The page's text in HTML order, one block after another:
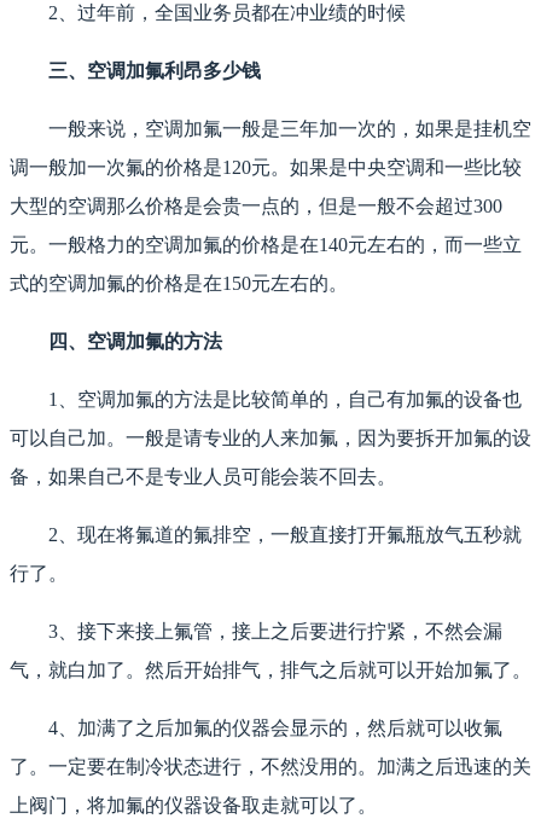
2、过年前，全国业务员都在冲业绩的时候
三、空调加氟利昂多少钱
一般来说，空调加氟一般是三年加一次的，如果是挂机空
调一般加一次氟的价格是120元。如果是中央空调和一些比较
大型的空调那么价格是会贵一点的，但是一般不会超过300
元。一般格力的空调加氟的价格是在140元左右的，而一些立
式的空调加氟的价格是在150元左右的。
四、空调加氟的方法
1、空调加氟的方法是比较简单的，自己有加氟的设备也
可以自己加。一般是请专业的人来加氟，因为要拆开加氟的设
备，如果自己不是专业人员可能会装不回去。
2、现在将氟道的氟排空，一般直接打开氟瓶放气五秒就
行了。
3、接下来接上氟管，接上之后要进行拧紧，不然会漏
气，就白加了。然后开始排气，排气之后就可以开始加氟了。
4、加满了之后加氟的仪器会显示的，然后就可以收氟
了。一定要在制冷状态进行，不然没用的。加满之后迅速的关
上阀门，将加氟的仪器设备取走就可以了。